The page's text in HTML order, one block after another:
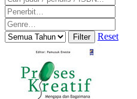
Filter Reset